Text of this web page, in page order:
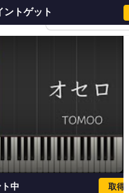
会員登録・ログイ
ントゲット
(ピアノパート) - TOMOO
中 取得